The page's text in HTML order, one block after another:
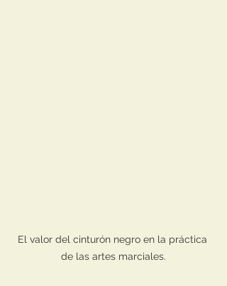
El valor del cinturón negro en la práctica
de las artes marciales.